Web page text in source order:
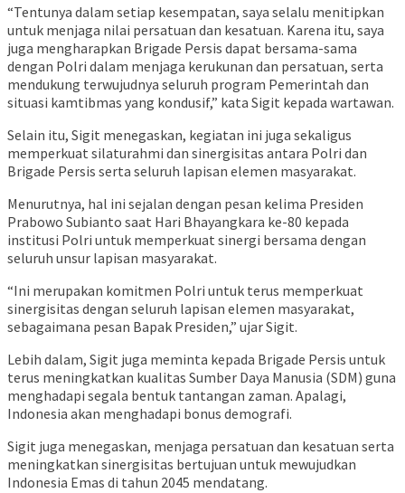
“Tentunya dalam setiap kesempatan, saya selalu menitipkan
untuk menjaga nilai persatuan dan kesatuan. Karena itu, saya
juga mengharapkan Brigade Persis dapat bersama-sama
dengan Polri dalam menjaga kerukunan dan persatuan, serta
mendukung terwujudnya seluruh program Pemerintah dan
situasi kamtibmas yang kondusif,” kata Sigit kepada wartawan.
Selain itu, Sigit menegaskan, kegiatan ini juga sekaligus
memperkuat silaturahmi dan sinergisitas antara Polri dan
Brigade Persis serta seluruh lapisan elemen masyarakat.
Menurutnya, hal ini sejalan dengan pesan kelima Presiden
Prabowo Subianto saat Hari Bhayangkara ke-80 kepada
institusi Polri untuk memperkuat sinergi bersama dengan
seluruh unsur lapisan masyarakat.
“Ini merupakan komitmen Polri untuk terus memperkuat
sinergisitas dengan seluruh lapisan elemen masyarakat,
sebagaimana pesan Bapak Presiden,” ujar Sigit.
Lebih dalam, Sigit juga meminta kepada Brigade Persis untuk
terus meningkatkan kualitas Sumber Daya Manusia (SDM) guna
menghadapi segala bentuk tantangan zaman. Apalagi,
Indonesia akan menghadapi bonus demografi.
Sigit juga menegaskan, menjaga persatuan dan kesatuan serta
meningkatkan sinergisitas bertujuan untuk mewujudkan
Indonesia Emas di tahun 2045 mendatang.